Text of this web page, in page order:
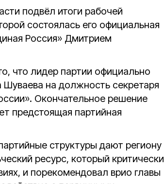
подвёл итоги рабочей
состоялась его официальная
Россия» Дмитрием
что лидер партии официально
на должность секретаря
Окончательное решение
предстоящая партийная
структуры дают региону
ресурс, который критически
и порекомендовал врио главы